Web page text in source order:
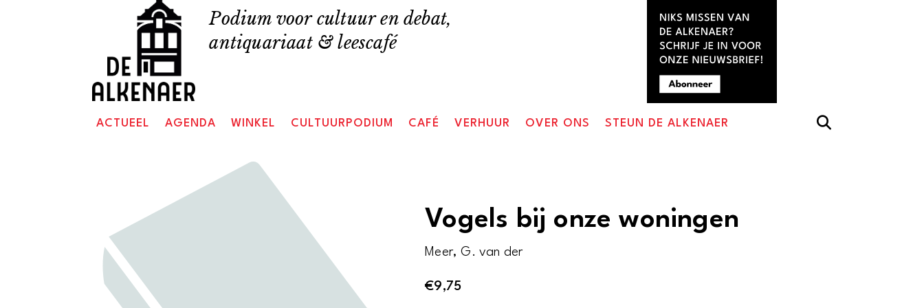
Podium voor cultuur en debat,
antiquariaat & leescafé
ACTUEEL AGENDA WINKEL CULTUURPODIUM CAFÉ VERHUUR OVER ONS STEUN DE ALKENAER
Vogels bij onze woningen
Meer, G. van der
€9,75